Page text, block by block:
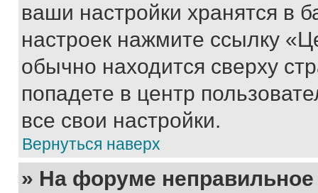
ваши настройки хранятся в
настроек нажмите ссылку
обычно находится сверху
попадете в центр
все свои настройки.
Вернуться наверх
» На форуме